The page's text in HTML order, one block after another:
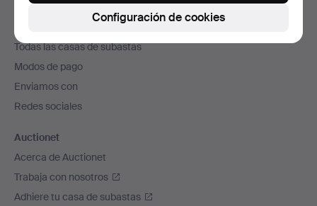
el
pie
de
página
Ayuda y contacto
Contacta con el servicio de atención al cliente
Todas las casas de subastas
Modos de pago
Enviamos con
Redes sociales
Auctionet
Acerca de Auctionet
Trabaja con nosotros
Adhiere tu casa de subastas
Configuración de cookies